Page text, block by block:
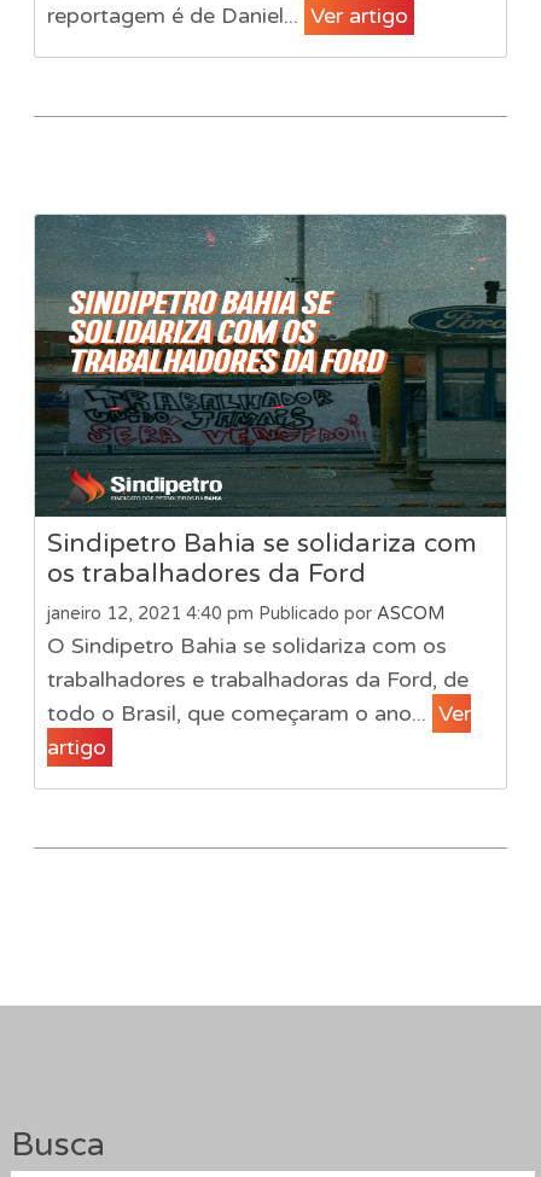
reportagem é de Daniel... Ver artigo
Sindipetro Bahia se solidariza com
os trabalhadores da Ford
janeiro 12, 2021 4:40 pm Publicado por ASCOM
O Sindipetro Bahia se solidariza com os
trabalhadores e trabalhadoras da Ford, de
todo o Brasil, que começaram o ano... Ver
artigo
Busca